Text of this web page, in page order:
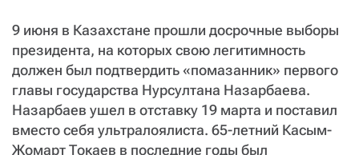
9 июня в Казахстане прошли досрочные выборы
президента, на которых свою легитимность
должен был подтвердить «помазанник» первого
главы государства Нурсултана Назарбаева.
Назарбаев ушел в отставку 19 марта и поставил
вместо себя ультралоялиста. 65-летний Касым-
Жомарт Токаев в последние годы был